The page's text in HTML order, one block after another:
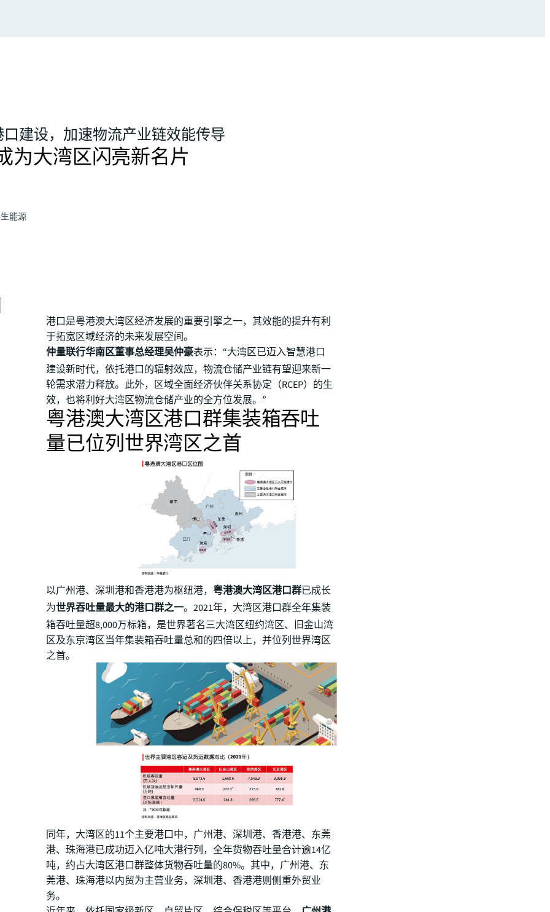
建设，加速物流产业链效能传导
为大湾区闪亮新名片
能源
港口是粤港澳大湾区经济发展的重要引擎之一，其效能的提升有利
于拓宽区域经济的未来发展空间。
仲量联行华南区董事总经理吴仲豪表示：“大湾区已迈入智慧港口
建设新时代，依托港口的辐射效应，物流仓储产业链有望迎来新一
轮需求潜力释放。此外，区域全面经济伙伴关系协定（RCEP）的生
效，也将利好大湾区物流仓储产业的全方位发展。”
粤港澳大湾区港口群集装箱吞吐
量已位列世界湾区之首
以广州港、深圳港和香港港为枢纽港， 粤港澳大湾区港口群已成长
为世界吞吐量最大的港口群之一。2021年，大湾区港口群全年集装
箱吞吐量超8,000万标箱，是世界著名三大湾区纽约湾区、旧金山湾
区及东京湾区当年集装箱吞吐量总和的四倍以上，并位列世界湾区
之首。
同年，大湾区的11个主要港口中，广州港、深圳港、香港港、东莞
港、珠海港已成功迈入亿吨大港行列，全年货物吞吐量合计逾14亿
吨，约占大湾区港口群整体货物吞吐量的80%。其中，广州港、东
莞港、珠海港以内贸为主营业务，深圳港、香港港则侧重外贸业
务。